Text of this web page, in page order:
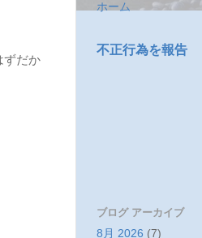
ずだか
ホーム
不正行為を報告
ブログ アーカイブ
8月 2026 (7)